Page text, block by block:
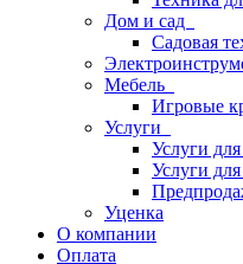
Дом и сад
Садовая
Мебель
Игровые
Услуги
Услуги
Услуги
Уценка
О компании
Оплата